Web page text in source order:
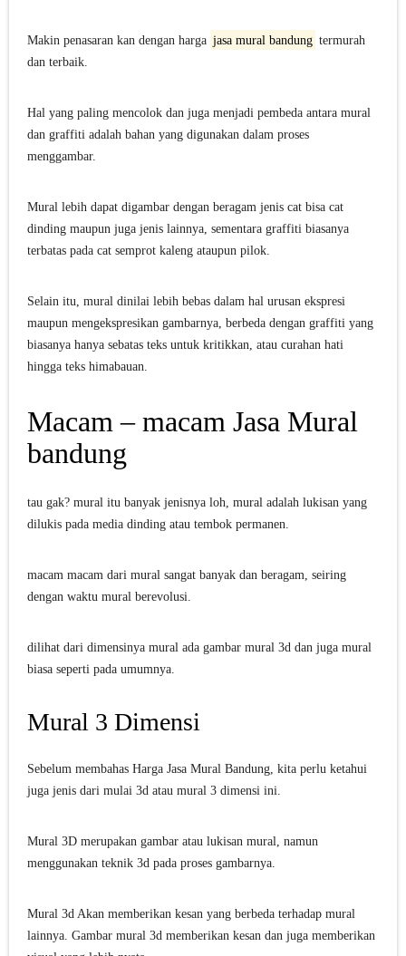
Makin penasaran kan dengan harga jasa mural bandung termurah
dan terbaik.
Hal yang paling mencolok dan juga menjadi pembeda antara mural
dan graffiti adalah bahan yang digunakan dalam proses
menggambar.
Mural lebih dapat digambar dengan beragam jenis cat bisa cat
dinding maupun juga jenis lainnya, sementara graffiti biasanya
terbatas pada cat semprot kaleng ataupun pilok.
Selain itu, mural dinilai lebih bebas dalam hal urusan ekspresi
maupun mengekspresikan gambarnya, berbeda dengan graffiti yang
biasanya hanya sebatas teks untuk kritikkan, atau curahan hati
hingga teks himabauan.
Macam – macam Jasa Mural
bandung
tau gak? mural itu banyak jenisnya loh, mural adalah lukisan yang
dilukis pada media dinding atau tembok permanen.
macam macam dari mural sangat banyak dan beragam, seiring
dengan waktu mural berevolusi.
dilihat dari dimensinya mural ada gambar mural 3d dan juga mural
biasa seperti pada umumnya.
Mural 3 Dimensi
Sebelum membahas Harga Jasa Mural Bandung, kita perlu ketahui
juga jenis dari mulai 3d atau mural 3 dimensi ini.
Mural 3D merupakan gambar atau lukisan mural, namun
menggunakan teknik 3d pada proses gambarnya.
Mural 3d Akan memberikan kesan yang berbeda terhadap mural
lainnya. Gambar mural 3d memberikan kesan dan juga memberikan